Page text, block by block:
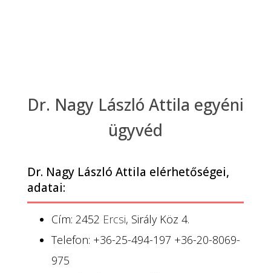
Dr. Nagy László Attila egyéni
ügyvéd
Dr. Nagy László Attila elérhetőségei,
adatai:
Cím: 2452 Ercsi, Sirály Köz 4.
Telefon: +36-25-494-197 +36-20-8069-
975